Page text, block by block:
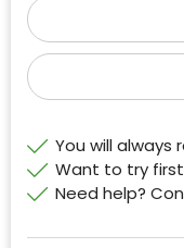
You will always
Want to try
Need help?
echte,
Alleen
bewezen is dat
de
meegeteld in
Trustindex
beoordelingen.
ondervraagde
Trustindex
website en de